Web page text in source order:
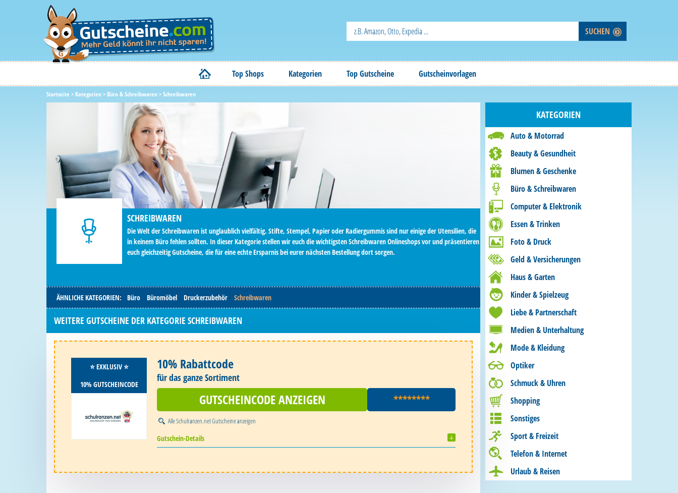
Top Shops Kategorien Top Gutscheine Gutscheinvorlagen
Startseite >Kategorien>Büro & Schreibwaren>Schreibwaren
SCHREIBWAREN
Die Welt der Schreibwaren ist unglaublich vielfältig. Stifte, Stempel, Papier oder Radiergummis sind nur einige der Utensilien, die
in keinem Büro fehlen sollten. In dieser Kategorie stellen wir euch die wichtigsten Schreibwaren Onlineshops vor und präsentieren
euch gleichzeitig Gutscheine, die für eine echte Ersparnis bei eurer nächsten Bestellung dort sorgen.
ÄHNLICHE KATEGORIEN: Büro Büromöbel Druckerzubehör Schreibwaren
WEITERE GUTSCHEINE DER KATEGORIE SCHREIBWAREN
⭐️ EXKLUSIV ⭐️
10% GUTSCHEINCODE
10% Rabattcode
für das ganze Sortiment
GUTSCHEINCODE ANZEIGEN ********
AlleSchulranzen.net Gutscheineanzeigen
Gutschein-Details
KATEGORIEN
Auto & Motorrad
Beauty & Gesundheit
Blumen & Geschenke
Büro & Schreibwaren
Computer & Elektronik
Essen & Trinken
Foto & Druck
Geld & Versicherungen
Haus & Garten
Kinder & Spielzeug
Liebe & Partnerschaft
Medien & Unterhaltung
Mode & Kleidung
Optiker
Schmuck & Uhren
Shopping
Sonstiges
Sport & Freizeit
Telefon & Internet
Urlaub & Reisen